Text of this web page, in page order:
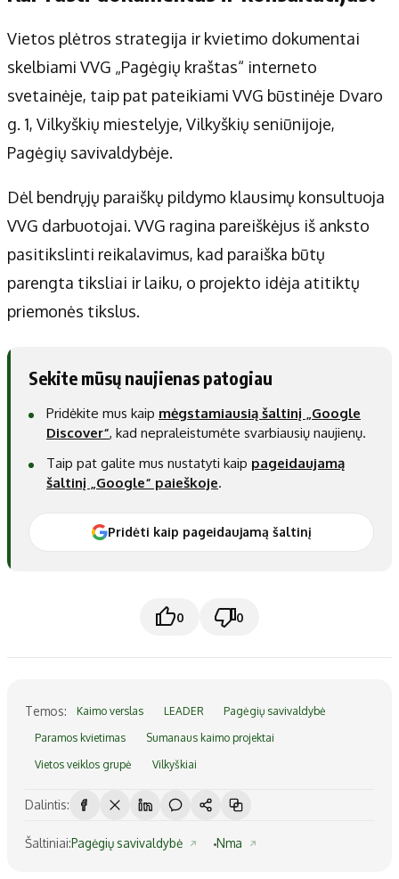
Vietos plėtros strategija ir kvietimo dokumentai
skelbiami VVG „Pagėgių kraštas“ interneto
svetainėje, taip pat pateikiami VVG būstinėje Dvaro
g. 1, Vilkyškių miestelyje, Vilkyškių seniūnijoje,
Pagėgių savivaldybėje.
Dėl bendrųjų paraiškų pildymo klausimų konsultuoja
VVG darbuotojai. VVG ragina pareiškėjus iš anksto
pasitikslinti reikalavimus, kad paraiška būtų
parengta tiksliai ir laiku, o projekto idėja atitiktų
priemonės tikslus.
Sekite mūsų naujienas patogiau
Pridėkite mus kaip mėgstamiausią šaltinį „Google
Discover“, kad nepraleistumėte svarbiausių naujienų.
Taip pat galite mus nustatyti kaip pageidaujamą
šaltinį „Google“ paieškoje.
Pridėti kaip pageidaujamą šaltinį
0 0
Temos: Kaimo verslas LEADER Pagėgių savivaldybė
Paramos kvietimas Sumanaus kaimo projektai
Vietos veiklos grupė Vilkyškiai
Dalintis:
Šaltiniai:Pagėgių savivaldybė Nma